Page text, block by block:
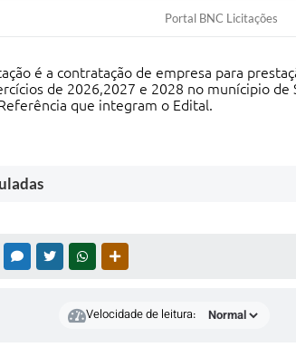
Portal BNC Licitações
é a contratação de empresa para
de 2026,2027 e 2028 no munícipio
que integram o Edital.
e
FACEBOOKMESSENGER
TWITTERWHATSAPP
Velocidade de leitura: